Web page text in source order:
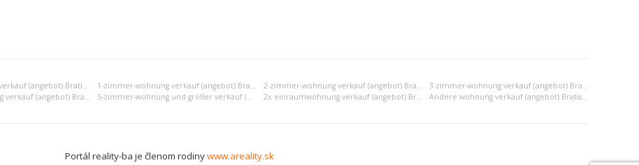
Einraumwohnung verkauf (angebot) Bratislava II 1-zimmer-wohnung verkauf (angebot) Bratislava II 2-zimmer-wohnung verkauf (angebot) Bratislava II
3-zimmer-wohnung verkauf (angebot) Bratislava II
4-zimmer-wohnung verkauf (angebot) Bratislava II
5-zimmer-wohnung und größer verkauf (angebot) Bratislava II 2x einraumwohnung verkauf (angebot) Bratislava II Andere wohnung verkauf (angebot) Bratislava II
Portál reality-ba je členom rodinywww.areality.sk